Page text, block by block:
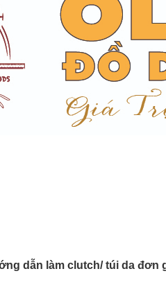
dẫn làm clutch/ túi da đơn